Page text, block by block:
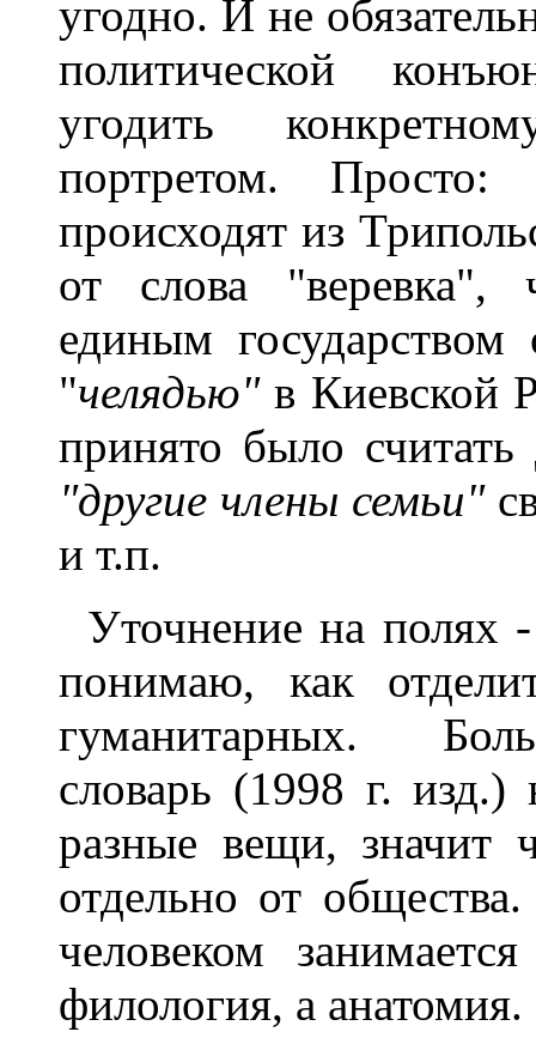
угодно. И не
политической
угодить
портретом.
происходят из
от слова
единым
"челядью"в Киевской
принято было
"другие члены семьи"
и т.п.
Уточнение на полях
понимаю, как
гуманитарных.
словарь (1998 г.
разные вещи, значит
отдельно от
человеком
филология, а анатомия.